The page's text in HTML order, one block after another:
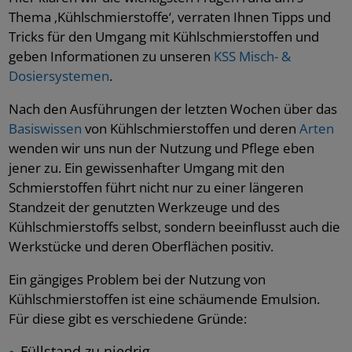
Thema ‚Kühlschmierstoffe‘, verraten Ihnen Tipps und
Tricks für den Umgang mit Kühlschmierstoffen und
geben Informationen zu unseren KSS Misch- &
Dosiersystemen.
Nach den Ausführungen der letzten Wochen über das
Basiswissen von Kühlschmierstoffen und derenArten
wenden wir uns nun der Nutzung und Pflege eben
jener zu. Ein gewissenhafter Umgang mit den
Schmierstoffen führt nicht nur zu einer längeren
Standzeit der genutzten Werkzeuge und des
Kühlschmierstoffs selbst, sondern beeinflusst auch die
Werkstücke und deren Oberflächen positiv.
Ein gängiges Problem bei der Nutzung von
Kühlschmierstoffen ist eine schäumende Emulsion.
Für diese gibt es verschiedene Gründe: